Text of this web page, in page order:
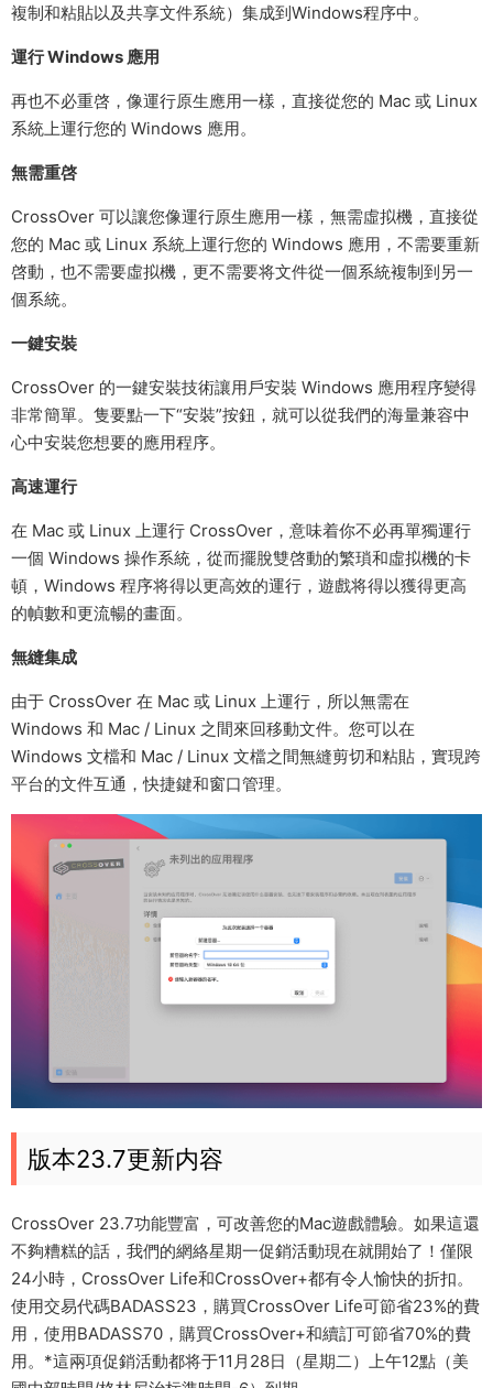
複制和粘貼以及共享文件系統）集成到Windows程序中。
運行 Windows 應用
再也不必重啓，像運行原生應用一樣，直接從您的 Mac 或 Linux
系統上運行您的 Windows 應用。
無需重啓
CrossOver 可以讓您像運行原生應用一樣，無需虛拟機，直接從
您的 Mac 或 Linux 系統上運行您的 Windows 應用，不需要重新
啓動，也不需要虛拟機，更不需要将文件從一個系統複制到另一
個系統。
一鍵安裝
CrossOver 的一鍵安裝技術讓用戶安裝 Windows 應用程序變得
非常簡單。隻要點一下“安裝”按鈕，就可以從我們的海量兼容中
心中安裝您想要的應用程序。
高速運行
在 Mac 或 Linux 上運行 CrossOver，意味着你不必再單獨運行
一個 Windows 操作系統，從而擺脫雙啓動的繁瑣和虛拟機的卡
頓，Windows 程序将得以更高效的運行，遊戲将得以獲得更高
的幀數和更流暢的畫面。
無縫集成
由于 CrossOver 在 Mac 或 Linux 上運行，所以無需在
Windows 和 Mac / Linux 之間來回移動文件。您可以在
Windows 文檔和 Mac / Linux 文檔之間無縫剪切和粘貼，實現跨
平台的文件互通，快捷鍵和窗口管理。
版本23.7更新内容
CrossOver 23.7功能豐富，可改善您的Mac遊戲體驗。如果這還
不夠糟糕的話，我們的網絡星期一促銷活動現在就開始了！僅限
24小時，CrossOver Life和CrossOver+都有令人愉快的折扣。
使用交易代碼BADASS23，購買CrossOver Life可節省23%的費
用，使用BADASS70，購買CrossOver+和續訂可節省70%的費
用。*這兩項促銷活動都将于11月28日（星期二）上午12點（美